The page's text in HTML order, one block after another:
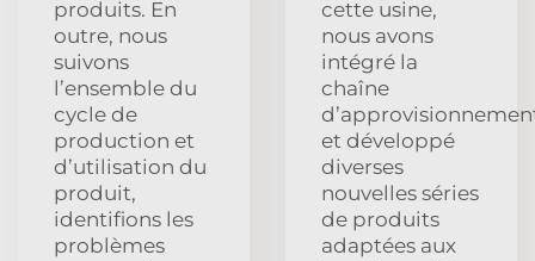
produits. En
outre, nous
suivons
l’ensemble du
cycle de
production et
d’utilisation du
produit,
identifions les
problèmes
cette usine,
nous avons
intégré la
chaîne
et développé
diverses
nouvelles séries
de produits
adaptées aux